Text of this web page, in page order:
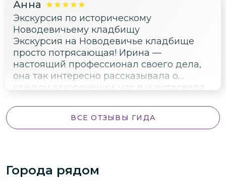
Анна
Экскурсия по историческому
Новодевичьему кладбищу
Экскурсия на Новодевичье кладбище
просто потрясающая! Ирина —
настоящий профессионал своего дела,
она так интересно рассказывала о
каждом захоронении, что я чувствовала
впечатлили памятники, они словно
произведения искусства. Ирина
экскурсию всем друзьям!
ВСЕ ОТЗЫВЫ ГИДА
Города рядом